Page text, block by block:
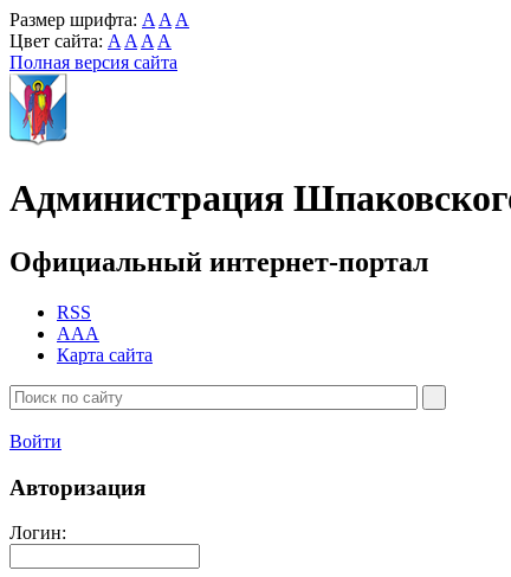
Размер шрифта: A A A
Цвет сайта: A A A A
Полная версия сайта
Администрация
Официальный интернет-портал
RSS
AAA
Карта сайта
Войти
Авторизация
Логин: